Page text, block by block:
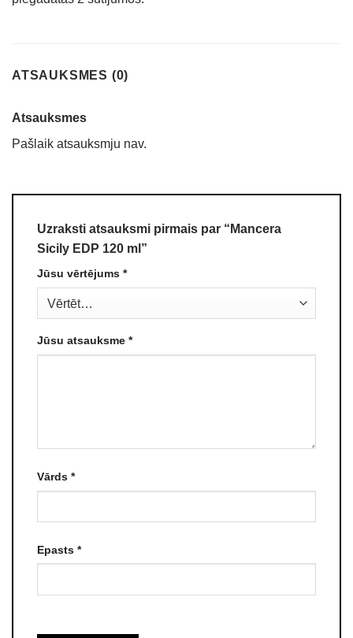
ATSAUKSMES (0)
Atsauksmes
Pašlaik atsauksmju nav.
Uzraksti atsauksmi pirmais par “Mancera
Sicily EDP 120 ml”
Jūsu vērtējums *
Jūsu atsauksme *
Vārds *
Epasts *